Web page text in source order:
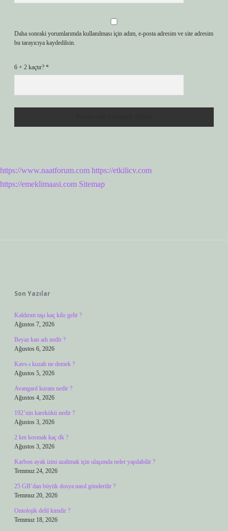
Daha sonraki yorumlarımda kullanılması için adım, e-posta adresim ve site adresim
bu tarayıcıya kaydedilsin.
6 + 2 kaçtır? *
https://www.naatforum.com https://etkilicv.com
https://emeklimaasi.com Sitemap
Son Yazılar
Kaldırım taşı kaç kilo gelir ?
Ağustos 7, 2026
Beyaz kan adı nedir ?
Ağustos 6, 2026
Kavs-ı kuzah ne demek ?
Ağustos 5, 2026
Avangard kuram nedir ?
Ağustos 4, 2026
192’nin karekökü nedir ?
Ağustos 3, 2026
2 km kosmak kaç dk ?
Ağustos 3, 2026
Karbon ayak izini azaltmak için ulaşımda neler yapılabilir ?
Temmuz 24, 2026
25 GB’dan büyük dosya nasıl gönderilir ?
Temmuz 20, 2026
Ontolojik delil kimdir ?
Temmuz 18, 2026